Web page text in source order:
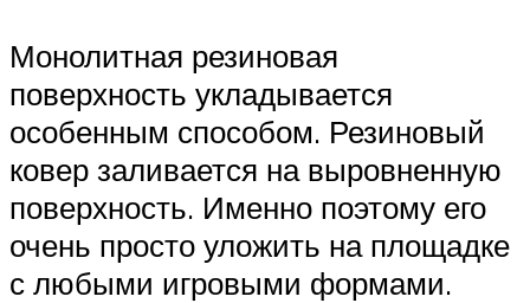
Монолитная резиновая
поверхность укладывается
особенным способом. Резиновый
ковер заливается на выровненную
поверхность. Именно поэтому его
очень просто уложить на площадке
с любыми игровыми формами.